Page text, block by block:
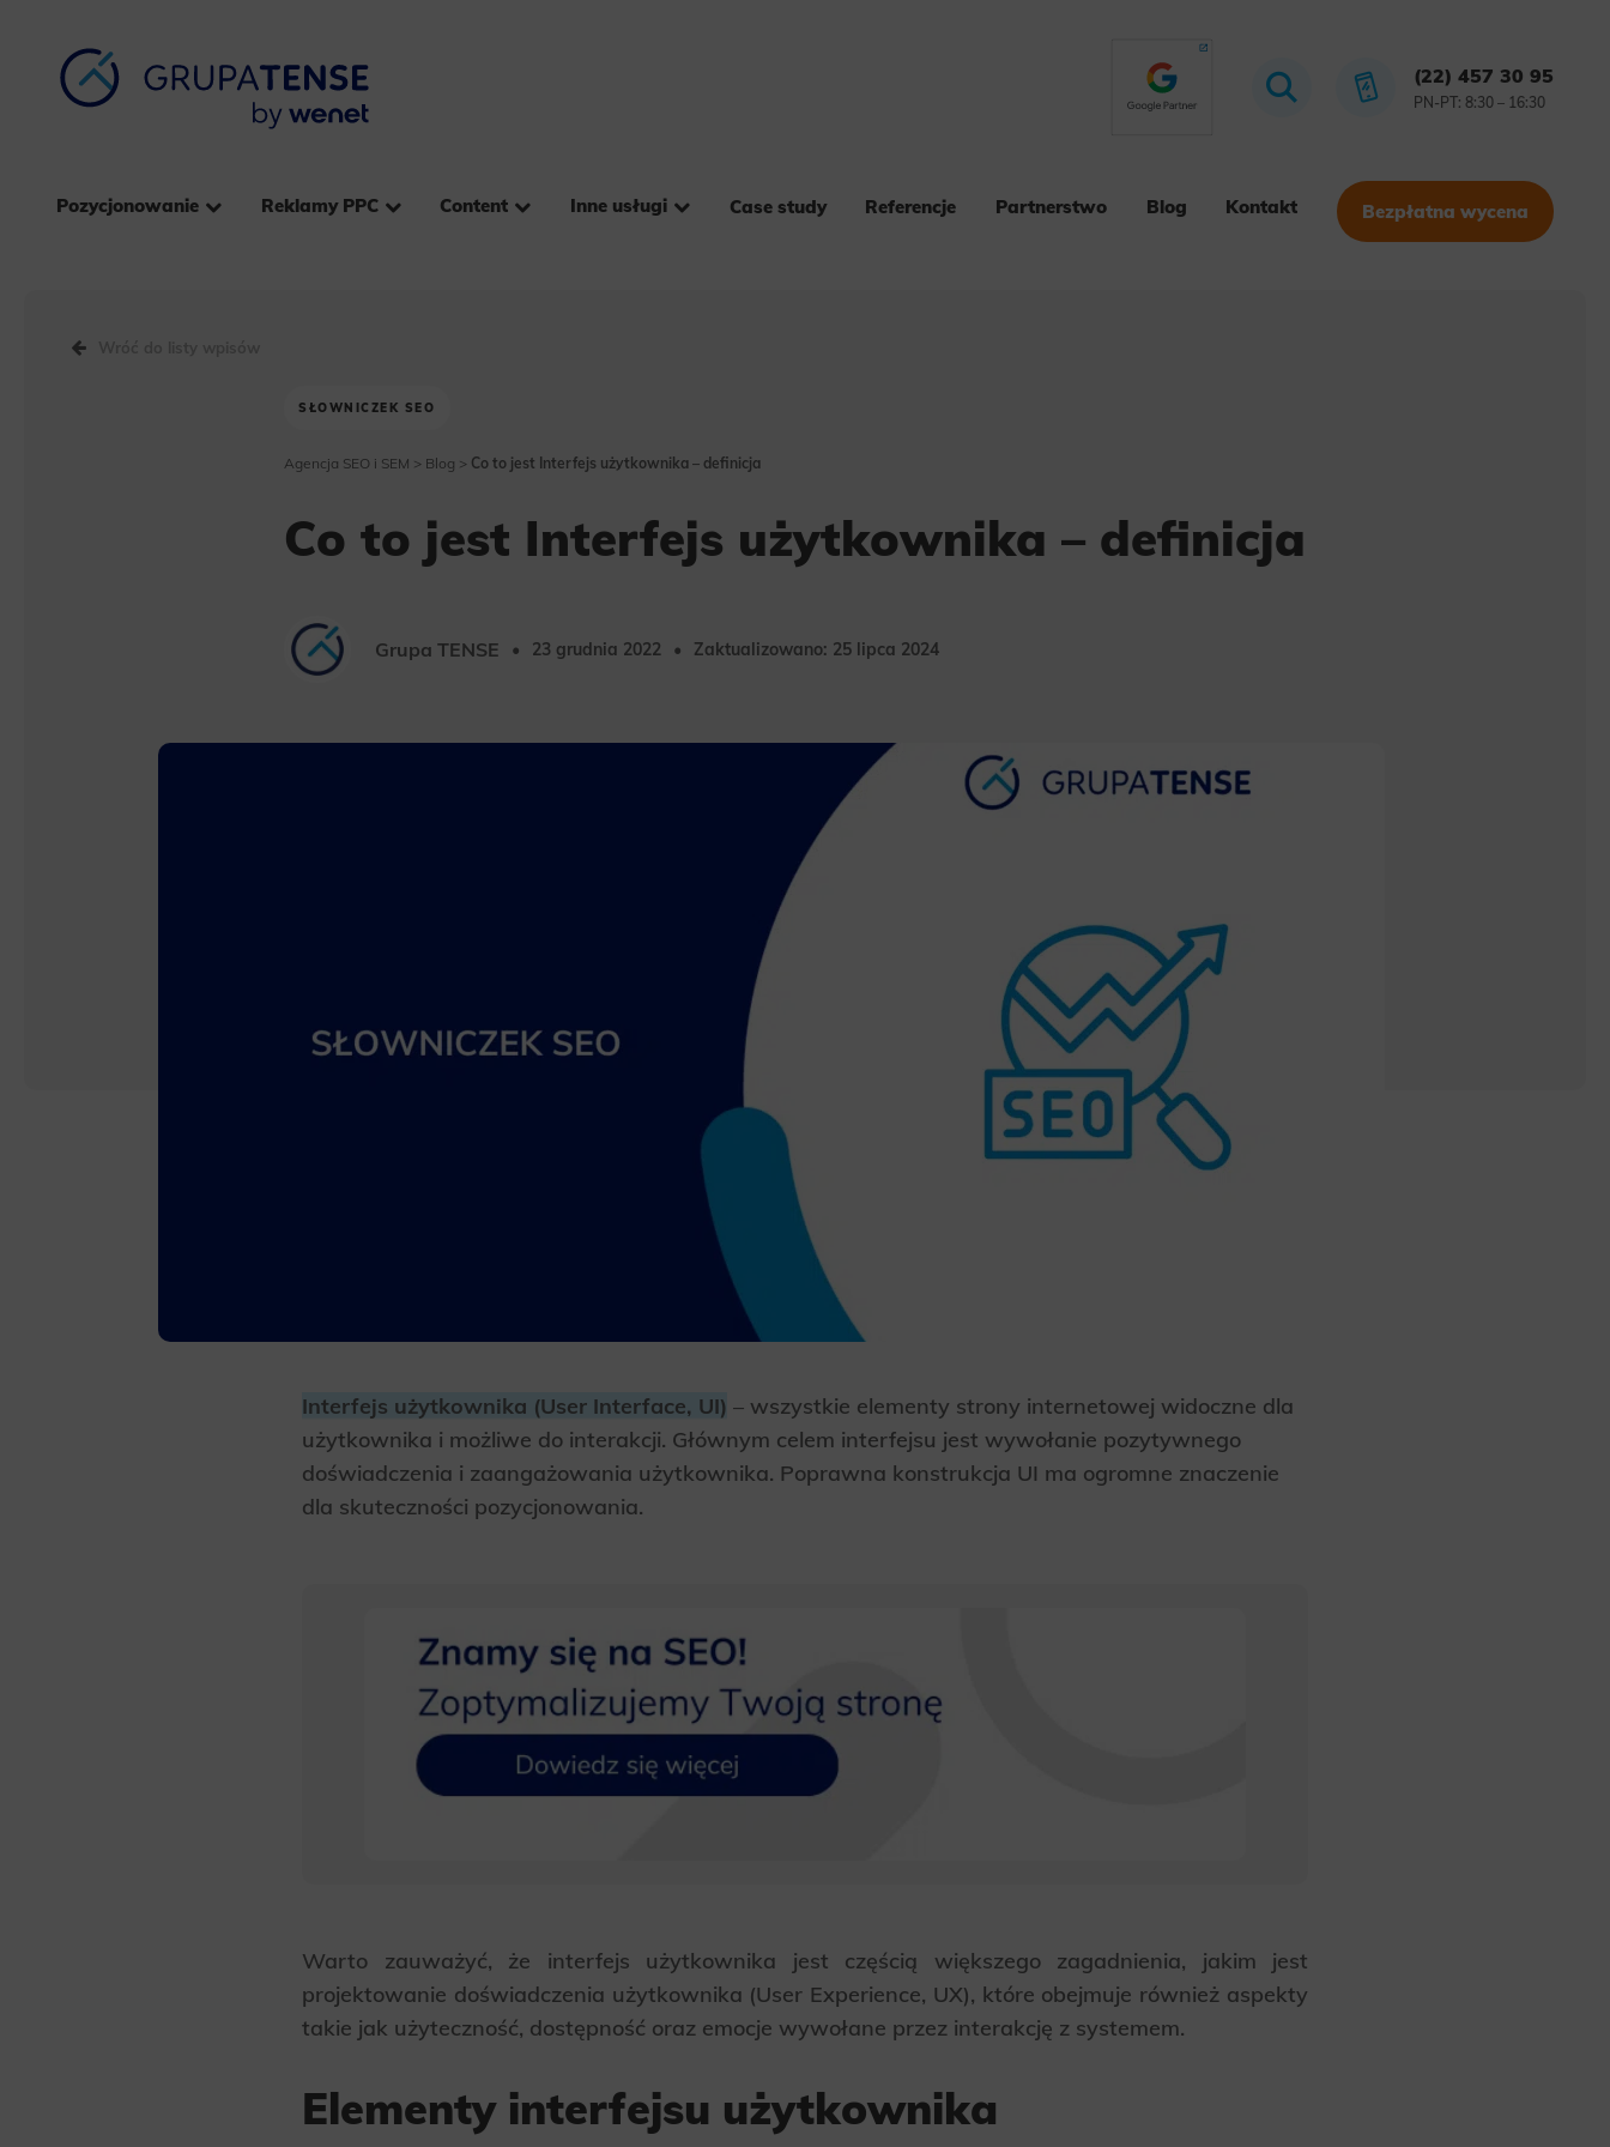
(22) 457 30 95
PN-PT: 8:30 – 16:30
Pozycjonowanie Reklamy PPC Content Inne usługi Case study Referencje Partnerstwo Blog Kontakt Bezpłatna wycena
SŁOWNICZEK SEO
Agencja SEO i SEM > Blog > Co to jest Interfejs użytkownika – definicja
Co to jest Interfejs użytkownika – definicja
Grupa TENSE 23 grudnia 2022 Zaktualizowano: 25 lipca 2024
Interfejs użytkownika (User Interface, UI) – wszystkie elementy strony internetowej widoczne dla
użytkownika i możliwe do interakcji. Głównym celem interfejsu jest wywołanie pozytywnego
doświadczenia i zaangażowania użytkownika. Poprawna konstrukcja UI ma ogromne znaczenie
dla skuteczności pozycjonowania.
Warto zauważyć, że interfejs użytkownika jest częścią większego zagadnienia, jakim jest
projektowanie doświadczenia użytkownika (User Experience, UX), które obejmuje również aspekty
takie jak użyteczność, dostępność oraz emocje wywołane przez interakcję z systemem.
Elementy interfejsu użytkownika